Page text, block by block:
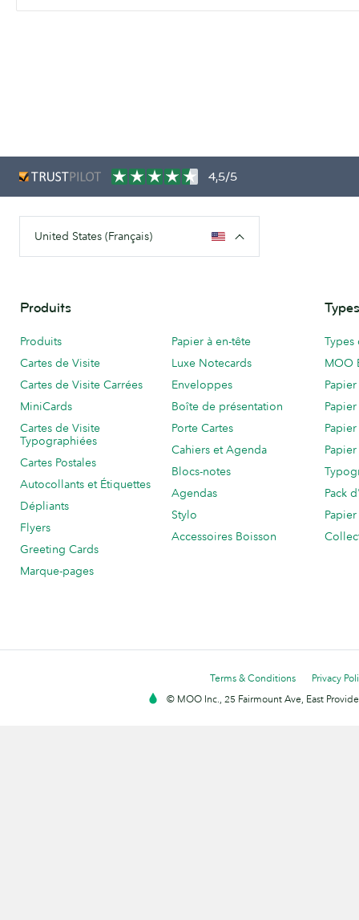
4,5/5
United States (Français)
Produits
Produits
Cartes de Visite
Cartes de Visite Carrées
MiniCards
Cartes de Visite
Typographiées
Cartes Postales
Autocollants et Étiquettes
Dépliants
Flyers
Greeting Cards
Marque-pages
Papier à en-tête
Luxe Notecards
Enveloppes
Boîte de présentation
Porte Cartes
Cahiers et Agenda
Blocs-notes
Agendas
Stylo
Accessoires Boisson
MOO
Pack
Terms & Conditions
Privacy
© MOO Inc., 25 Fairmount Ave, East